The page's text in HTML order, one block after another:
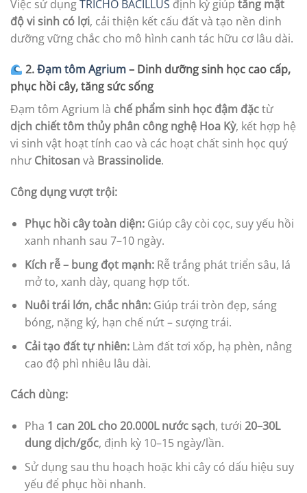
Việc sử dụngTRICHO BACILLUS định kỳ giúp tăng mật
độ vi sinh có lợi, cải thiện kết cấu đất và tạo nền dinh
dưỡng vững chắc cho mô hình canh tác hữu cơ lâu dài.
2.Đạm tôm Agrium– Dinh dưỡng sinh học cao cấp,
phục hồi cây, tăng sức sống
Đạm tôm Agrium là chế phẩm sinh học đậm đặctừ
dịch chiết tôm thủy phân công nghệ Hoa Kỳ, kết hợp hệ
vi sinh vật hoạt tính cao và các hoạt chất sinh học quý
như Chitosanvà Brassinolide.
Công dụng vượt trội:
Phục hồi cây toàn diện:Giúp cây còi cọc, suy yếu hồi
xanh nhanh sau 7–10 ngày.
Kích rễ – bung đọt mạnh:Rễ trắng phát triển sâu, lá
mở to, xanh dày, quang hợp tốt.
Nuôi trái lớn, chắc nhân:Giúp trái tròn đẹp, sáng
bóng, nặng ký, hạn chế nứt – sượng trái.
Cải tạo đất tự nhiên:Làm đất tơi xốp, hạ phèn, nâng
cao độ phì nhiêu lâu dài.
Cách dùng:
Pha 1 can 20L cho 20.000L nước sạch, tưới 20–30L
dung dịch/gốc, định kỳ 10–15 ngày/lần.
Sử dụng sau thu hoạch hoặc khi cây có dấu hiệu suy
yếu để phục hồi nhanh.